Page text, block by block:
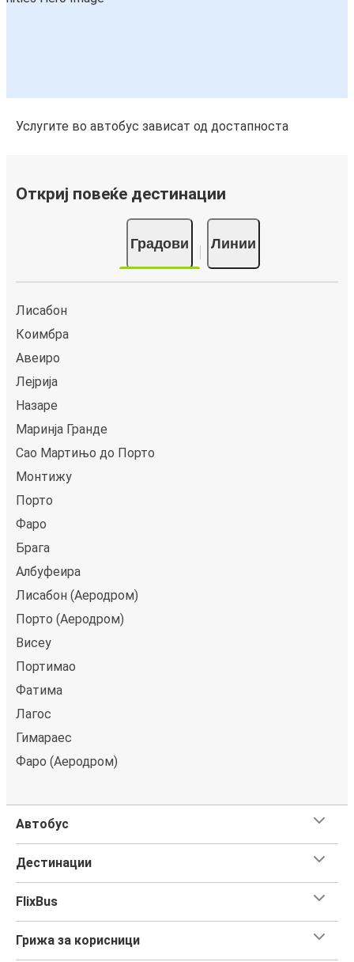
Услугите во автобус зависат од достапноста
Откриј повеќе дестинации
Градови Линии
Лисабон
Коимбра
Авеиро
Лејрија
Назаре
Маринја Гранде
Сао Мартињо до Порто
Монтижу
Порто
Фаро
Брага
Албуфеира
Лисабон (Аеродром)
Порто (Аеродром)
Висеу
Портимао
Фатима
Лагос
Гимараес
Фаро (Аеродром)
Автобус
Дестинации
FlixBus
Грижа за корисници